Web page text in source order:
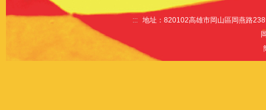
::: 地址：820102高雄市岡山區岡燕路